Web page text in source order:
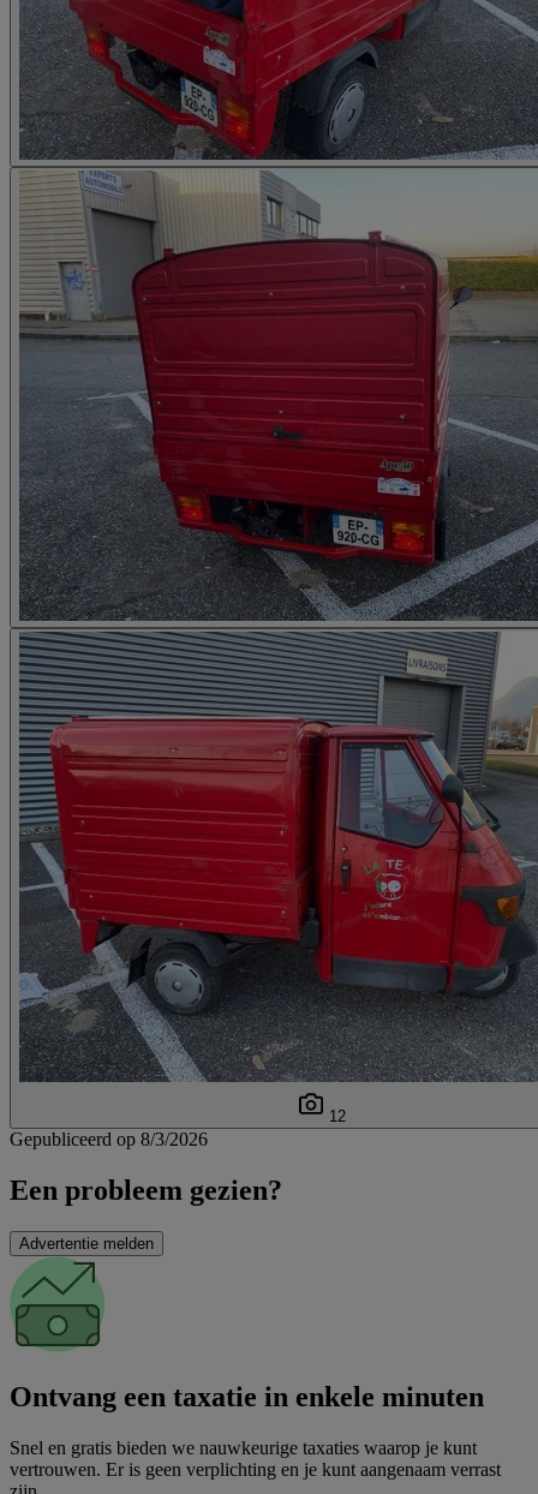
12
Gepubliceerd op 8/3/2026
Een probleem gezien?
Advertentie melden
Ontvang een taxatie in enkele minuten
Snel en gratis bieden we nauwkeurige taxaties waarop je kunt
vertrouwen. Er is geen verplichting en je kunt aangenaam verrast